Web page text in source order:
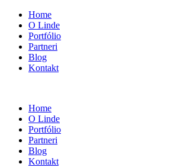
Home
O Linde
Portfólio
Partneri
Blog
Kontakt
Home
O Linde
Portfólio
Partneri
Blog
Kontakt